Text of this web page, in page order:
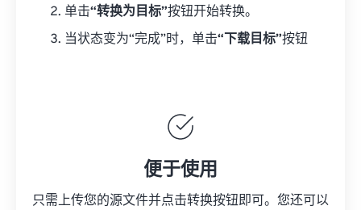
单击“转换为目标”按钮开始转换。
当状态变为“完成”时，单击“下载目标”按钮
便于使用
只需上传您的源文件并点击转换按钮即可。您还可以